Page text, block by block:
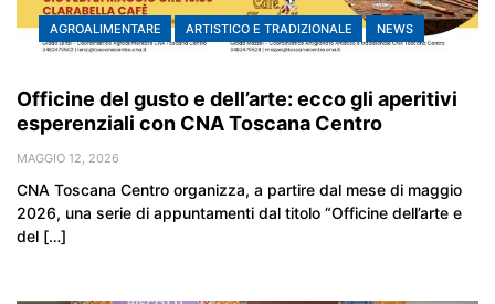
AGROALIMENTARE ARTISTICO E TRADIZIONALE NEWS
Officine del gusto e dell’arte: ecco gli aperitivi
esperenziali con CNA Toscana Centro
MAGGIO 12, 2026
CNA Toscana Centro organizza, a partire dal mese di maggio
2026, una serie di appuntamenti dal titolo “Officine dell’arte e
del […]